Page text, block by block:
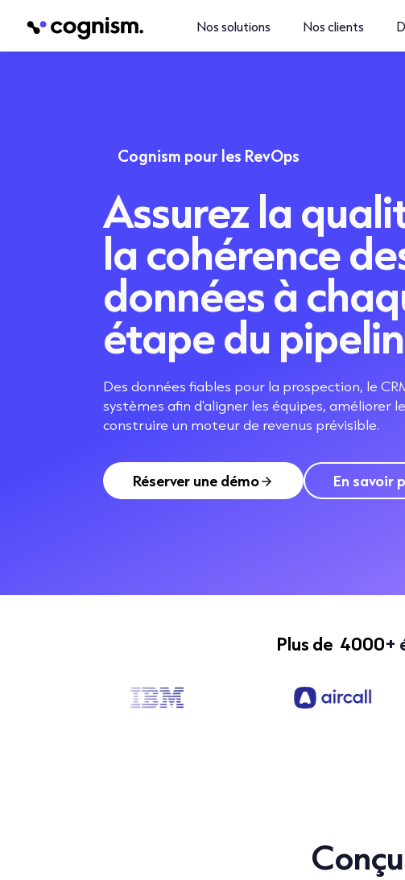
Nos solutions Nos clients
Cognism pour les RevOps
Assurez la
la cohérence
données à
étape du
Des données fiables pour la prospection, le
systèmes afin d'aligner les équipes, améliorer
construire un moteur de revenus prévisible.
Réserver une démo En savoir
Plus de 4000+